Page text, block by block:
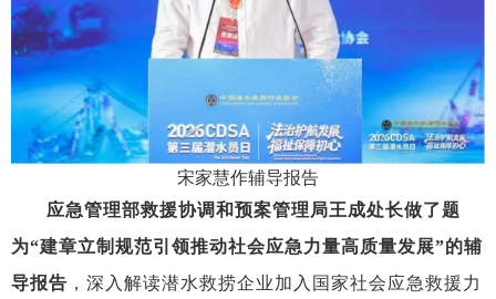
宋家慧作辅导报告
应急管理部救援协调和预案管理局王成处长做了题
为“建章立制 规范引领推动社会应急力量高质量发展”的辅
导报告 ， 深入 解读潜水救捞企业加入国家社会应急救援力